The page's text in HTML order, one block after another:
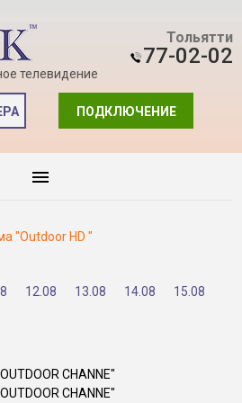
телевидение
Тольятти
77-02-02
ПОДКЛЮЧЕНИЕ
"Outdoor HD "
12.08 13.08 14.08 15.08
CHANNE"
CHANNE"